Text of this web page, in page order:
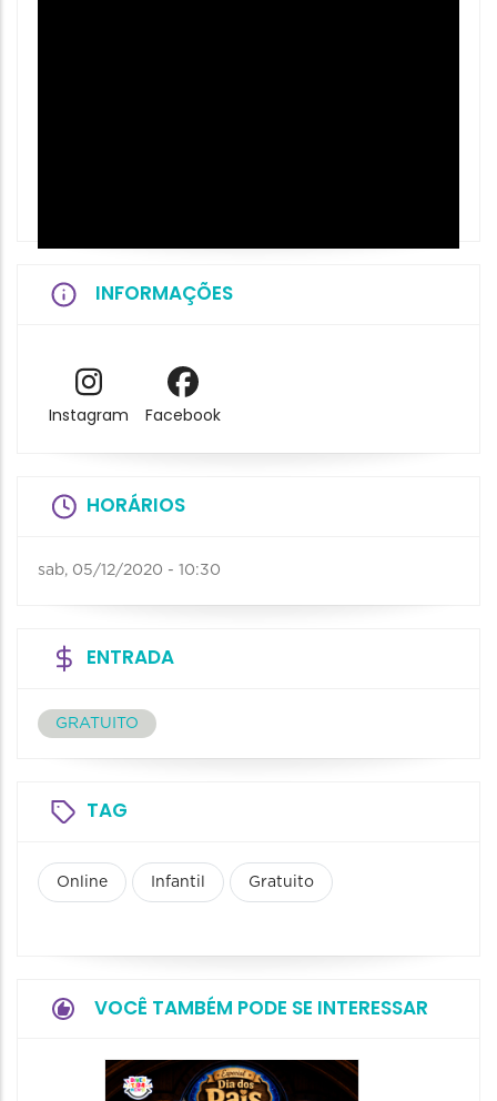
INFORMAÇÕES
Instagram Facebook
HORÁRIOS
sab, 05/12/2020 - 10:30
ENTRADA
GRATUITO
TAG
Online Infantil Gratuito
VOCÊ TAMBÉM PODE SE INTERESSAR